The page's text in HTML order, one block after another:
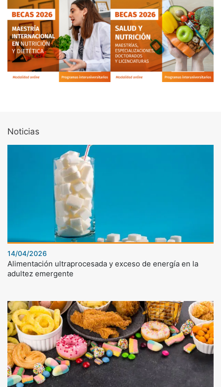
Noticias
14/04/2026
Alimentación ultraprocesada y exceso de energía en la
adultez emergente